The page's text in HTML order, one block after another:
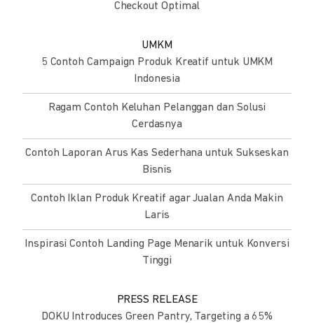
Checkout Optimal
UMKM
5 Contoh Campaign Produk Kreatif untuk UMKM
Indonesia
Ragam Contoh Keluhan Pelanggan dan Solusi
Cerdasnya
Contoh Laporan Arus Kas Sederhana untuk Sukseskan
Bisnis
Contoh Iklan Produk Kreatif agar Jualan Anda Makin
Laris
Inspirasi Contoh Landing Page Menarik untuk Konversi
Tinggi
PRESS RELEASE
DOKU Introduces Green Pantry, Targeting a 65%